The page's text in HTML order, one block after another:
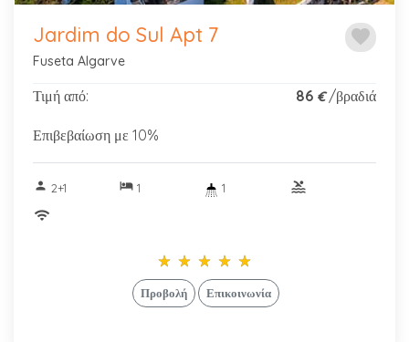
favorite
Jardim do Sul Apt 7
Fuseta Algarve
Τιμή από: 86 €/βραδιά
Επιβεβαίωση με 10%
person 2+1 hotel1 1
pool
wifi
star_rate star_rate star_rate star_rate star_rate
star_rate star_rate star_rate star_rate star_rate
Προβολή Επικοινωνία